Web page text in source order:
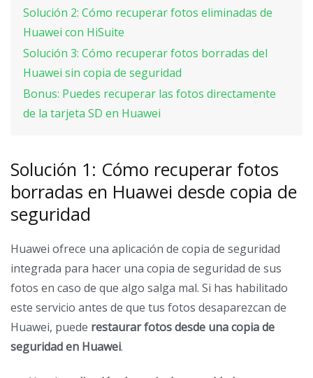
Solución 2: Cómo recuperar fotos eliminadas de
Huawei con HiSuite
Solución 3: Cómo recuperar fotos borradas del
Huawei sin copia de seguridad
Bonus: Puedes recuperar las fotos directamente
de la tarjeta SD en Huawei
Solución 1: Cómo recuperar fotos
borradas en Huawei desde copia de
seguridad
Huawei ofrece una aplicación de copia de seguridad
integrada para hacer una copia de seguridad de sus
fotos en caso de que algo salga mal. Si has habilitado
este servicio antes de que tus fotos desaparezcan de
Huawei, puede restaurar fotos desde una copia de
seguridad en Huawei.